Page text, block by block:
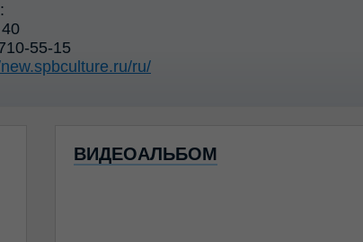
55-15
ru/
ВИДЕОАЛЬБОМ